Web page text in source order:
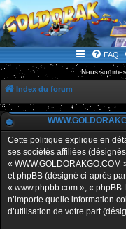
le site de la Lune Rouge
FAQ
Nous
Index du forum
Cette politique explique en
ses sociétés affiliées
«
et phpBB (désigné ci-après
« www.phpbb.com », «
n’importe quelle information
d’utilisation de votre part